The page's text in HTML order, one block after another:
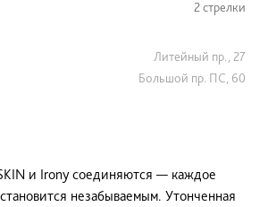
2 стрелки
Литейный пр., 27
Большой пр. ПС, 60
и Irony соединяются — каждое
незабываемым. Утонченная